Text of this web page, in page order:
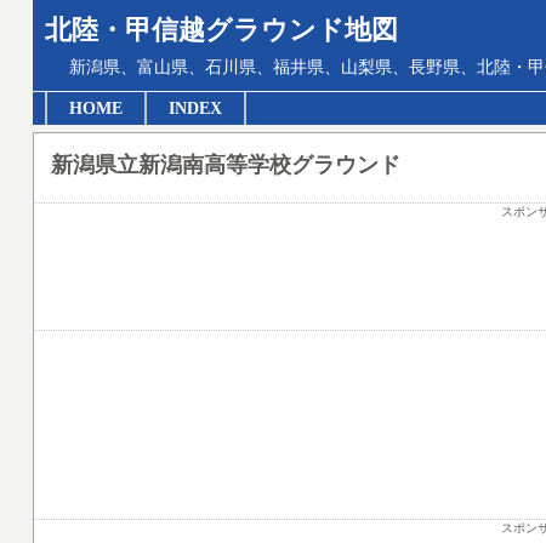
北陸・甲信越グラウンド地図
新潟県、富山県、石川県、福井県、山梨県、長野県、北陸・
HOME INDEX
新潟県立新潟南高等学校グラウンド
スポン
スポン